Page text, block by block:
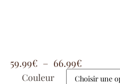
59.99€ – 66.99€
Couleur